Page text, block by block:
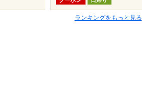
ランキングをもっと見る